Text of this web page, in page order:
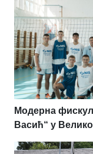
Модерна
Васић“ у